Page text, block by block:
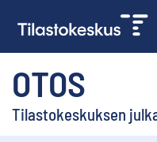
OTOS
Tilastokeskuksen